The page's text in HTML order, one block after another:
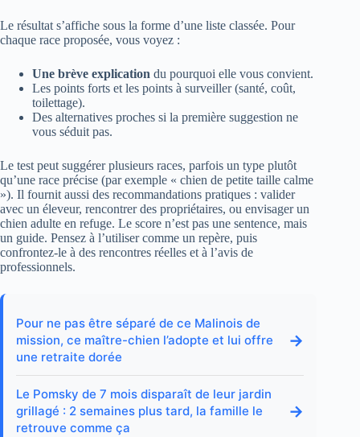
Le résultat s’affiche sous la forme d’une liste classée. Pour
chaque race proposée, vous voyez :
Une brève explication du pourquoi elle vous convient.
Les points forts et les points à surveiller (santé, coût,
toilettage).
Des alternatives proches si la première suggestion ne
vous séduit pas.
Le test peut suggérer plusieurs races, parfois un type plutôt
qu’une race précise (par exemple « chien de petite taille calme
»). Il fournit aussi des recommandations pratiques : valider
avec un éleveur, rencontrer des propriétaires, ou envisager un
chien adulte en refuge. Le score n’est pas une sentence, mais
un guide. Pensez à l’utiliser comme un repère, puis
confrontez-le à des rencontres réelles et à l’avis de
professionnels.
Pour ne pas être séparé de ce Malinois de
mission, ce maître-chien l’adopte et lui offre
une retraite dorée
→
Le Pomsky de 7 mois disparaît de leur jardin
grillagé : 2 semaines plus tard, la famille le
retrouve comme ça
→